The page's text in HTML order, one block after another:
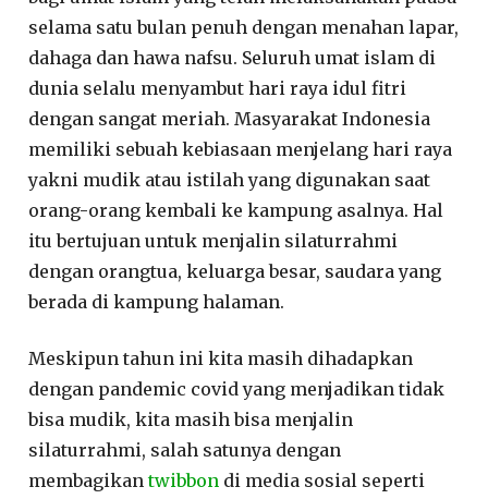
selama satu bulan penuh dengan menahan lapar,
dahaga dan hawa nafsu. Seluruh umat islam di
dunia selalu menyambut hari raya idul fitri
dengan sangat meriah. Masyarakat Indonesia
memiliki sebuah kebiasaan menjelang hari raya
yakni mudik atau istilah yang digunakan saat
orang-orang kembali ke kampung asalnya. Hal
itu bertujuan untuk menjalin silaturrahmi
dengan orangtua, keluarga besar, saudara yang
berada di kampung halaman.
Meskipun tahun ini kita masih dihadapkan
dengan pandemic covid yang menjadikan tidak
bisa mudik, kita masih bisa menjalin
silaturrahmi, salah satunya dengan
membagikantwibbon di media sosial seperti